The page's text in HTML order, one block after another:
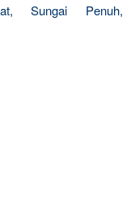
Sungai Penuh,